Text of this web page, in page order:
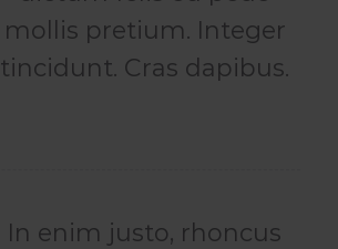
mollis pretium. Integer
tincidunt. Cras dapibus.
In enim justo, rhoncus